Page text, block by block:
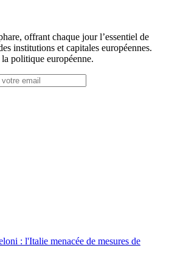
offrant chaque jour l’essentiel de
institutions et capitales européennes.
politique européenne.
: l'Italie menacée de mesures de